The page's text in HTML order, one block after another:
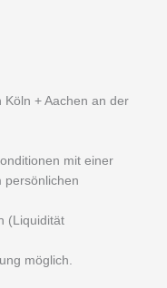
Köln + Aachen an der
mit einer
persönlichen
(Liquidität
möglich.